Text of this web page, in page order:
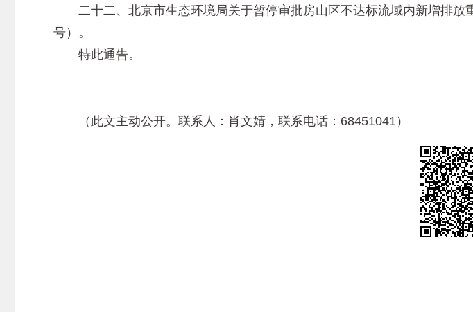
二十二、北京市生态环境局关于暂停审批房山区不达标流域内新增排放
号）。
特此通告。
（此文主动公开。联系人：肖文婧，联系电话：68451041）